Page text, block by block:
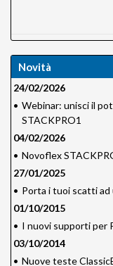
Novità
24/02/2026
• Webinar: unisci il
STACKPRO1
04/02/2026
• Novoflex
27/01/2025
• Porta i tuoi scatti ad
01/10/2015
• I nuovi supporti per
03/10/2014
• Nuove teste